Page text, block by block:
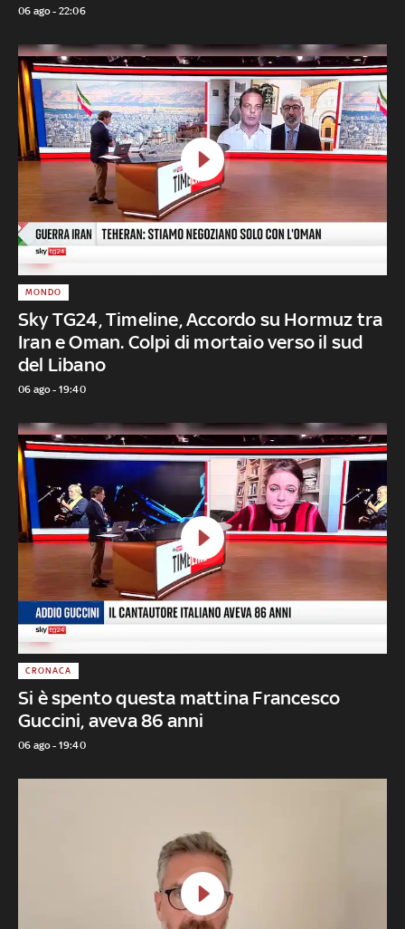
06 ago - 22:06
Sky TG24, Timeline, Accordo su Hormuz tra
Iran e Oman. Colpi di mortaio verso il sud
del Libano
MONDO
06 ago - 19:40
Si è spento questa mattina Francesco
Guccini, aveva 86 anni
CRONACA
06 ago - 19:40